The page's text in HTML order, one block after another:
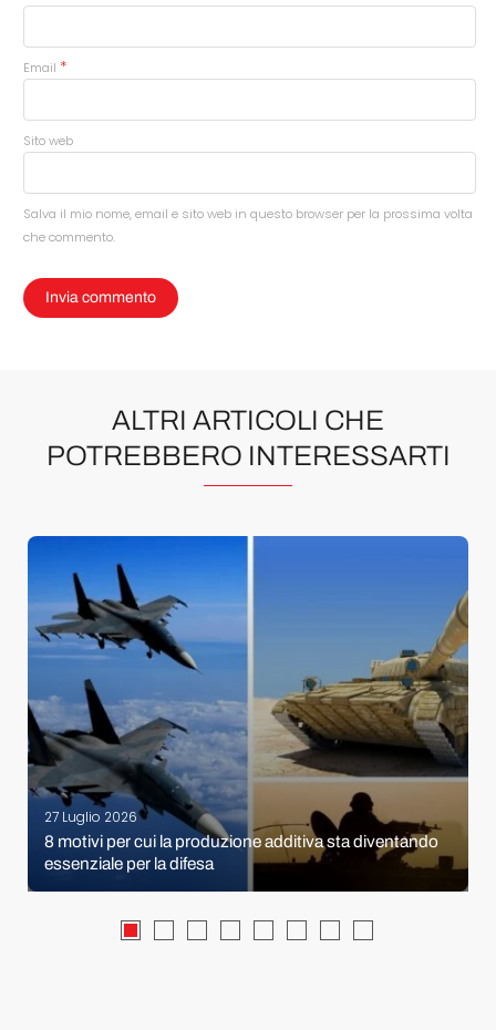
Email *
Sito web
Salva il mio nome, email e sito web in questo browser per la prossima volta
che commento.
ALTRI ARTICOLI CHE
POTREBBERO INTERESSARTI
27 Luglio 2026
8 motivi per cui la produzione additiva sta diventando
essenziale per la difesa